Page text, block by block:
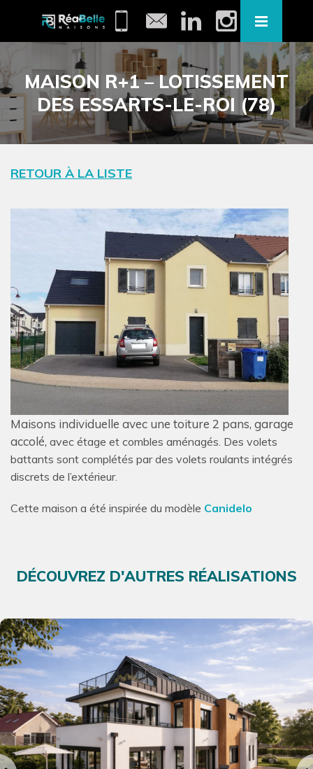
MAISON R+1 – LOTISSEMENT
DES ESSARTS-LE-ROI (78)
RETOUR À LA LISTE
Maisons individuelle avec une toiture 2 pans, garage
accolé, avec étage et combles aménagés. Des volets
battants sont complétés par des volets roulants intégrés
discrets de l’extérieur.
Cette maison a été inspirée du modèle Canidelo
DÉCOUVREZ D'AUTRES RÉALISATIONS